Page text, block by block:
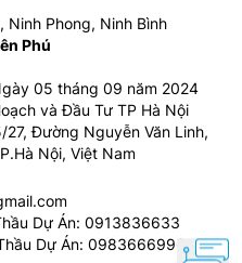
Ninh Phong, Ninh Bình
Phú
05 tháng 09 năm 2024
và Đầu Tư TP Hà Nội
Đường Nguyễn Văn Linh,
Nội, Việt Nam
Dự Án: 0913836633
Dự Án: 0983666996